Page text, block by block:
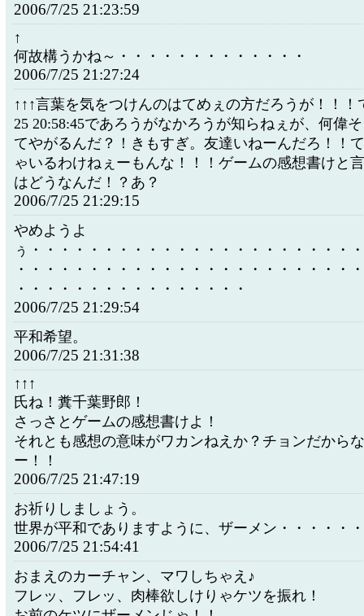
2006/7/25 21:23:59
↑
何故構うかね～・・・・・・・・・・・・・
2006/7/25 21:27:24
↑↑↑言葉を気をつけんのはてめぇの方だろうが！！！
25 20:58:45であろうがなかろうが知らねぇが、何偉
てやがるんだ？！きもすぎ。友達いねーんだろ！！
ゃいるわけねぇーもんな！！！ゲームの感想書けと
はどうなんだ！？あ？
2006/7/25 21:29:15
やめようよ
ぅ・・・・・・・・・・・・・・・・・・・・・・
・・・・・・・・・・・・・・・・・・・・・・・
・・・・・・・・・・・・・・・・
2006/7/25 21:29:54
平和希望。
2006/7/25 21:31:38
↑↑↑
氏ね！糞千葉野郎！
さっさとゲームの感想書けよ！
それとも感想の意味がワカンねえか？チョンだから
ー！！
2006/7/25 21:47:19
お祈りしましょう。
世界が平和でありますように、ザーメン・・・・・
2006/7/25 21:54:41
おまえのカーチャン、マワしちゃえ♪
フレッ、フレッ、肉棒欲しけりゃケツを振れ！